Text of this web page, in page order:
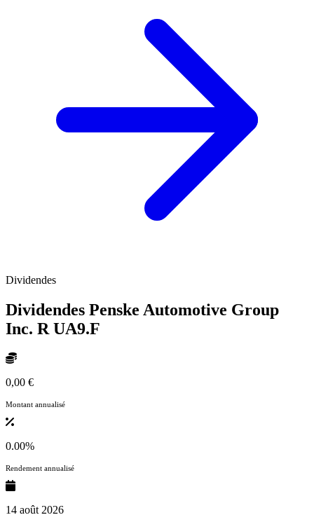
Dividendes
Dividendes Penske Automotive Group
Inc. R UA9.F
0,00 €
Montant annualisé
0.00%
Rendement annualisé
14 août 2026